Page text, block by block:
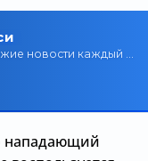
нападающий